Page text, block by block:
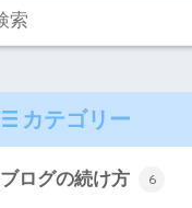
カテゴリー
ブログの続け方 6